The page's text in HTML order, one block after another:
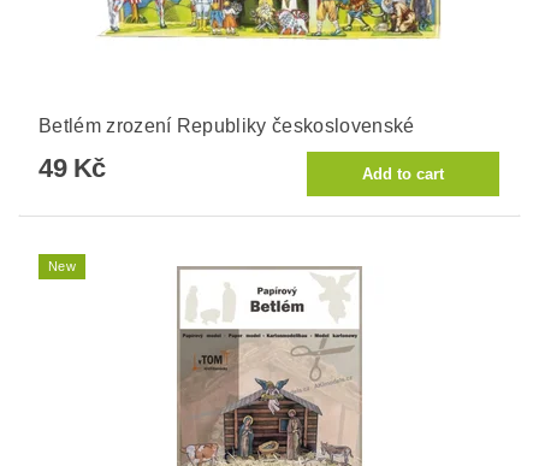
Betlém zrození Republiky československé
49 Kč
New